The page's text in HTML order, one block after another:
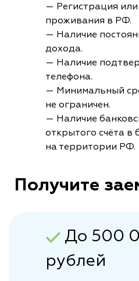
— Регистрация
проживания в РФ.
— Наличие
дохода.
— Наличие
телефона.
— Минимальный
не ограничен.
— Наличие
открытого счёта в
на территории РФ.
Получите
До 500
рублей